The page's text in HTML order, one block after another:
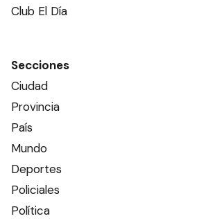
Club El Día
Secciones
Ciudad
Provincia
País
Mundo
Deportes
Policiales
Política